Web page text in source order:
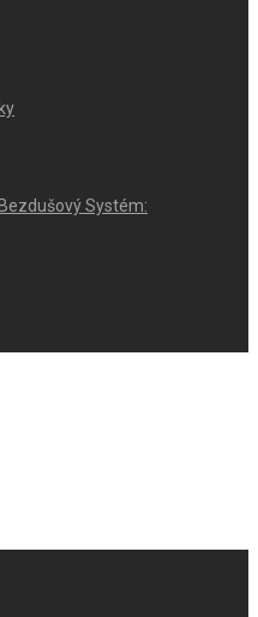
Systém: